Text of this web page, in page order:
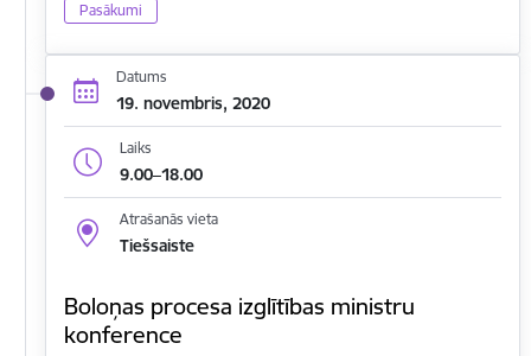
Pasākumi
Datums
19. novembris, 2020
Laiks
9.00–18.00
Atrašanās vieta
Tiešsaiste
Boloņas procesa izglītības ministru
konference